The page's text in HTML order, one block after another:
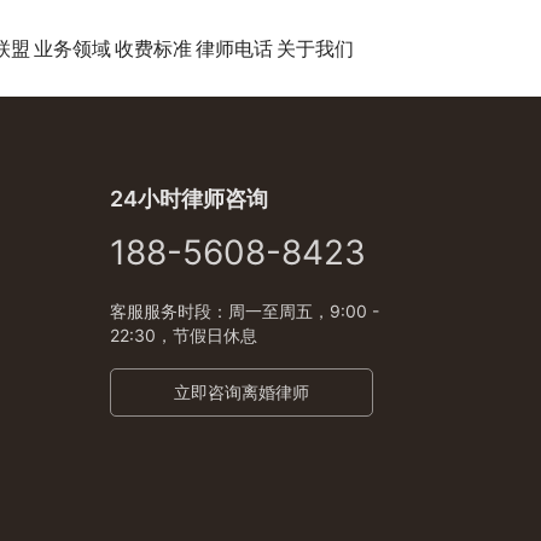
盟 业务领域收费标准律师电话 关于我们
24小时律师咨询
188-5608-8423
客服服务时段：周一至周五，9:00 -
22:30，节假日休息
立即咨询离婚律师